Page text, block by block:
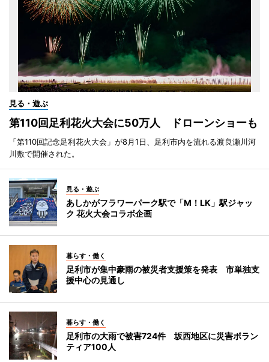
見る・遊ぶ
第110回足利花火大会に50万人 ドローンショーも
「第110回記念足利花火大会」が8月1日、足利市内を流れる渡良瀬川河
川敷で開催された。
見る・遊ぶ
あしかがフラワーパーク駅で「M！LK」駅ジャッ
ク 花火大会コラボ企画
暮らす・働く
足利市が集中豪雨の被災者支援策を発表 市単独支
援中心の見通し
暮らす・働く
足利市の大雨で被害724件 坂西地区に災害ボラン
ティア100人